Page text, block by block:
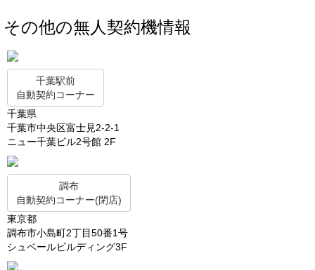
その他の無人契約機情報
千葉駅前
自動契約コーナー
千葉県
千葉市中央区富士見2-2-1
ニュー千葉ビル2号館 2F
調布
自動契約コーナー(閉店)
東京都
調布市小島町2丁目50番1号
シュベールビルディング3F